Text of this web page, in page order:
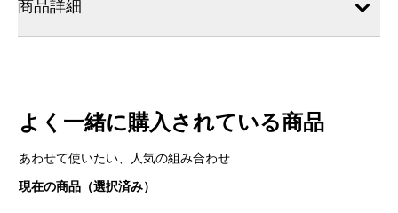
商品詳細
よく一緒に購入されている商品
あわせて使いたい、人気の組み合わせ
現在の商品（選択済み）